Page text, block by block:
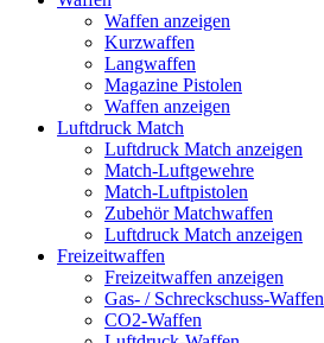
Waffen anzeigen
Kurzwaffen
Langwaffen
Magazine Pistolen
Waffen anzeigen
Luftdruck Match
Luftdruck Match anzeigen
Match-Luftgewehre
Match-Luftpistolen
Zubehör Matchwaffen
Luftdruck Match anzeigen
Freizeitwaffen
Freizeitwaffen anzeigen
Gas- / Schreckschuss-Waffen
CO2-Waffen